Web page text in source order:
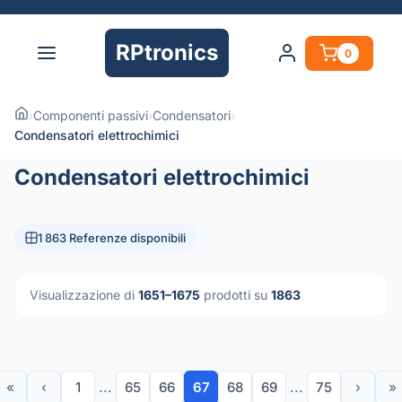
RPtronics 0
›Componenti passivi›Condensatori›
Condensatori elettrochimici
Condensatori elettrochimici
1 863 Referenze disponibili
Visualizzazione di 1651–1675 prodotti su 1863
« ‹ 1 ... 65 66 67 68 69 ... 75 › »